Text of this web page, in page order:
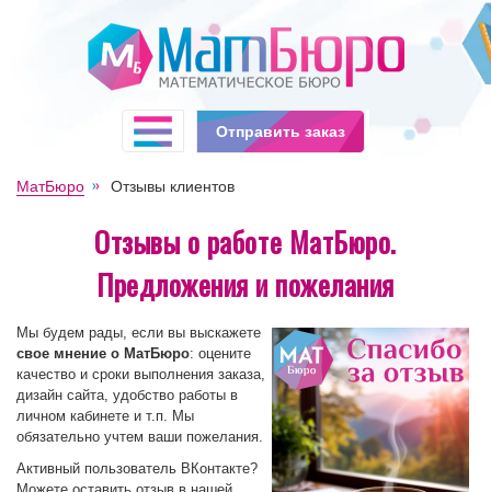
МатБюро Отзывы клиентов
Отзывы о работе МатБюро.
Предложения и пожелания
Мы будем рады, если вы выскажете
свое мнение о МатБюро: оцените
качество и сроки выполнения заказа,
дизайн сайта, удобство работы в
личном кабинете и т.п. Мы
обязательно учтем ваши пожелания.
Активный пользователь ВКонтакте?
Отправить заказ